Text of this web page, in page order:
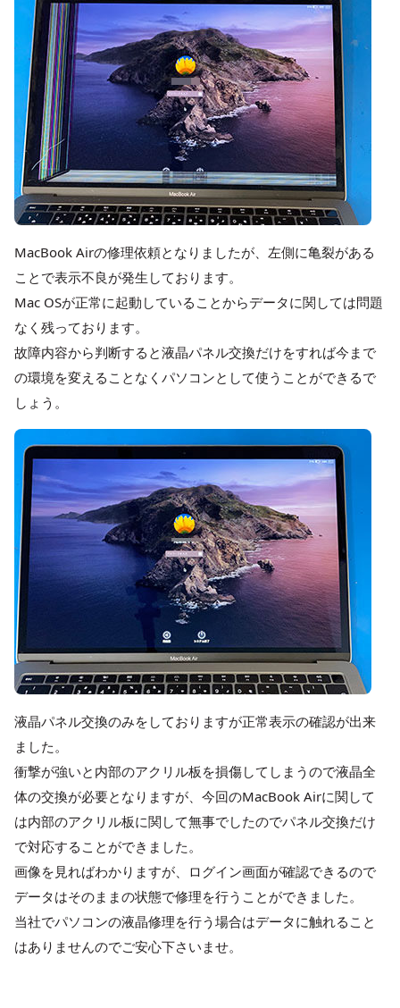
MacBook Airの修理依頼となりましたが、左側に亀裂がある
ことで表示不良が発生しております。
Mac OSが正常に起動していることからデータに関しては問題
なく残っております。
故障内容から判断すると液晶パネル交換だけをすれば今まで
の環境を変えることなくパソコンとして使うことができるで
しょう。
液晶パネル交換のみをしておりますが正常表示の確認が出来
ました。
衝撃が強いと内部のアクリル板を損傷してしまうので液晶全
体の交換が必要となりますが、今回のMacBook Airに関して
は内部のアクリル板に関して無事でしたのでパネル交換だけ
で対応することができました。
画像を見ればわかりますが、ログイン画面が確認できるので
データはそのままの状態で修理を行うことができました。
当社でパソコンの液晶修理を行う場合はデータに触れること
はありませんのでご安心下さいませ。